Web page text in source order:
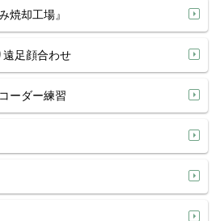
却工場』
足顔合わせ
ダー練習